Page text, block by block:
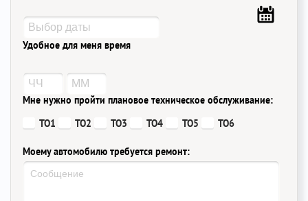
Удобное для меня время
Мне нужно пройти плановое техническое обслуживание:
ТО1
ТО2 ТО3 ТО4 ТО5 ТО6
Моему автомобилю требуется ремонт: